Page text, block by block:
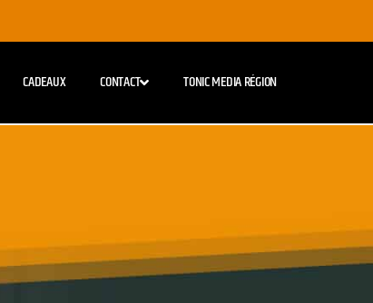
CADEAUX CONTACT TONIC MEDIA RÉGION